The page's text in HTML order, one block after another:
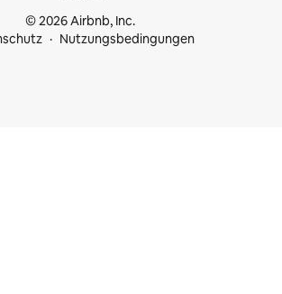
© 2026 Airbnb, Inc.
Nutzungsbedingungen